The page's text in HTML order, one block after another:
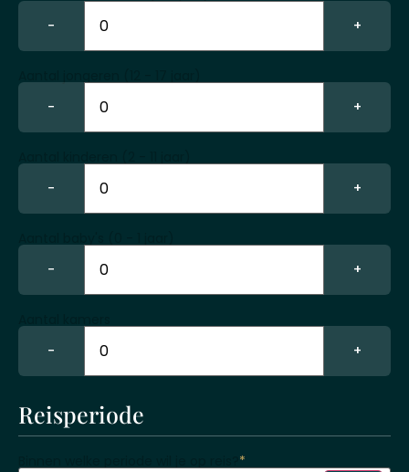
−
+
−
+
−
+
−
+
−
+
Reisperiode
*